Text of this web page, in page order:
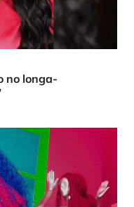
no longa-